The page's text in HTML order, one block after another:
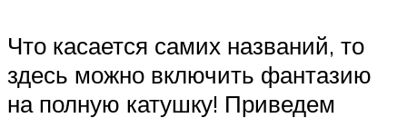
Что касается самих названий, то
здесь можно включить фантазию
на полную катушку! Приведем